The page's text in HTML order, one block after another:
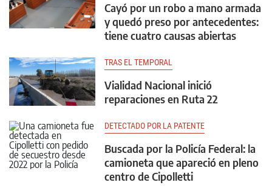
Cayó por un robo a mano armada
y quedó preso por antecedentes:
tiene cuatro causas abiertas
TRAS EL TEMPORAL
Vialidad Nacional inició
reparaciones en Ruta 22
DETECTADO POR LA PATENTE
Buscada por la Policía Federal: la
camioneta que apareció en pleno
centro de Cipolletti